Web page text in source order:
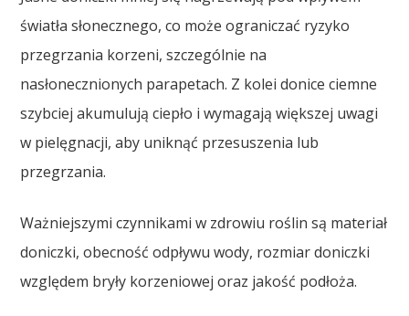
światła słonecznego, co może ograniczać ryzyko
przegrzania korzeni, szczególnie na
nasłonecznionych parapetach. Z kolei donice ciemne
szybciej akumulują ciepło i wymagają większej uwagi
w pielęgnacji, aby uniknąć przesuszenia lub
przegrzania.
Ważniejszymi czynnikami w zdrowiu roślin są materiał
doniczki, obecność odpływu wody, rozmiar doniczki
względem bryły korzeniowej oraz jakość podłoża.